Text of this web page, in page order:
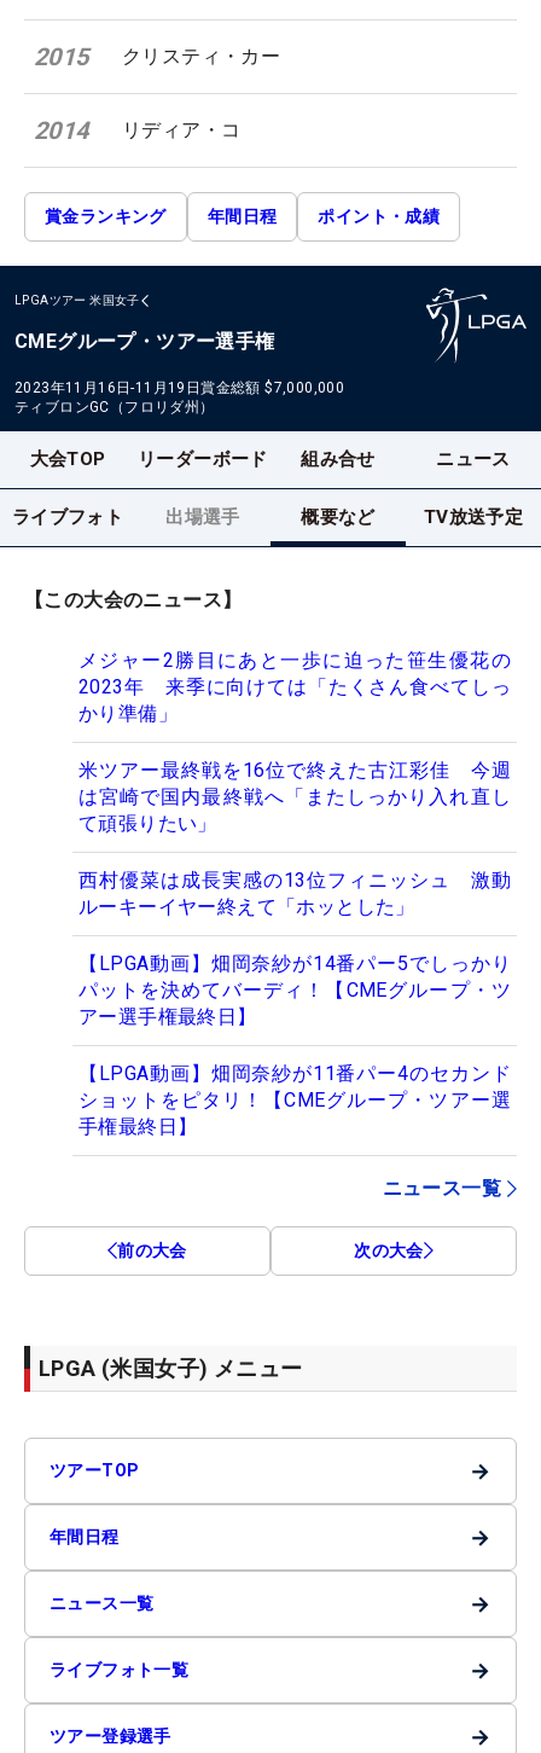
2015 クリスティ・カー
2014 リディア・コ
賞金ランキング 年間日程 ポイント・成績
LPGAツアー 米国女子
CMEグループ・ツアー選手権
2023年11月16日-11月19日賞金総額 $7,000,000
ティブロンGC（フロリダ州）
大会TOP リーダーボード 組み合せ ニュース
ライブフォト 出場選手 概要など TV放送予定
【この大会のニュース】
メジャー2勝目にあと一歩に迫った笹生優花の
2023年 来季に向けては「たくさん食べてしっ
かり準備」
米ツアー最終戦を16位で終えた古江彩佳 今週
は宮崎で国内最終戦へ「またしっかり入れ直し
て頑張りたい」
西村優菜は成長実感の13位フィニッシュ 激動
ルーキーイヤー終えて「ホッとした」
【LPGA動画】畑岡奈紗が14番パー5でしっかり
パットを決めてバーディ！【CMEグループ・ツ
アー選手権最終日】
【LPGA動画】畑岡奈紗が11番パー4のセカンド
ショットをピタリ！【CMEグループ・ツアー選
手権最終日】
ニュース一覧
前の大会 次の大会
LPGA (米国女子) メニュー
ツアーTOP →
年間日程 →
ニュース一覧 →
ライブフォト一覧 →
ツアー登録選手 →